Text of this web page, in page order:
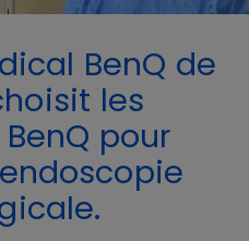
BenQ de
les
pour